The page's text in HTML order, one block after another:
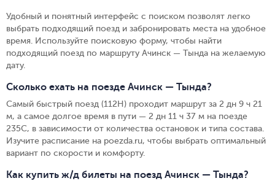
Удобный и понятный интерфейс с поиском позволят легко
выбрать подходящий поезд и забронировать места на удобное
время. Используйте поисковую форму, чтобы найти
подходящий поезд по маршруту Ачинск — Тында на желаемую
дату.
Сколько ехать на поезде Ачинск — Тында?
Самый быстрый поезд (112Н) проходит маршрут за 2 дн 9 ч 21
м, а самое долгое время в пути — 2 дн 11 ч 37 м на поезде
235С, в зависимости от количества остановок и типа состава.
Изучите расписание на poezda.ru, чтобы выбрать оптимальный
вариант по скорости и комфорту.
Как купить ж/д билеты на поезд Ачинск — Тында?